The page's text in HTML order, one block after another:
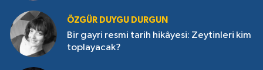
ÖZGÜR DUYGU DURGUN
Bir gayri resmi tarih hikâyesi: Zeytinleri kim
toplayacak?